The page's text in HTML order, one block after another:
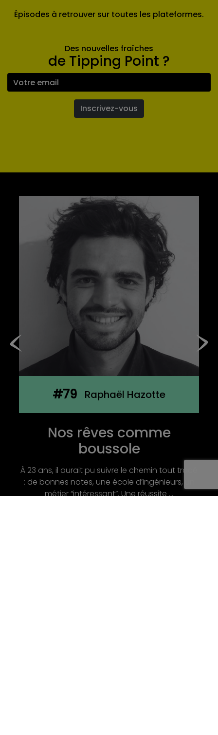
Épisodes à retrouver sur toutes les plateformes.
Des nouvelles fraîches
de Tipping Point ?
#78 Olivia De Roubin
Terre de Milpa : Semer des
liens, récolter du sens
Nous vous invitons à rencontrer Olivia de
Roubin, fondatrice de Terre de Milpa, une ferme
agroécologique et sociale située aux abords